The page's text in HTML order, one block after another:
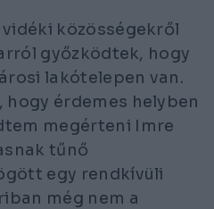
közösségekről
győzködtek, hogy
lakótelepen van.
érdemes helyben
megérteni Imre
tűnő
egy rendkívüli
még nem a